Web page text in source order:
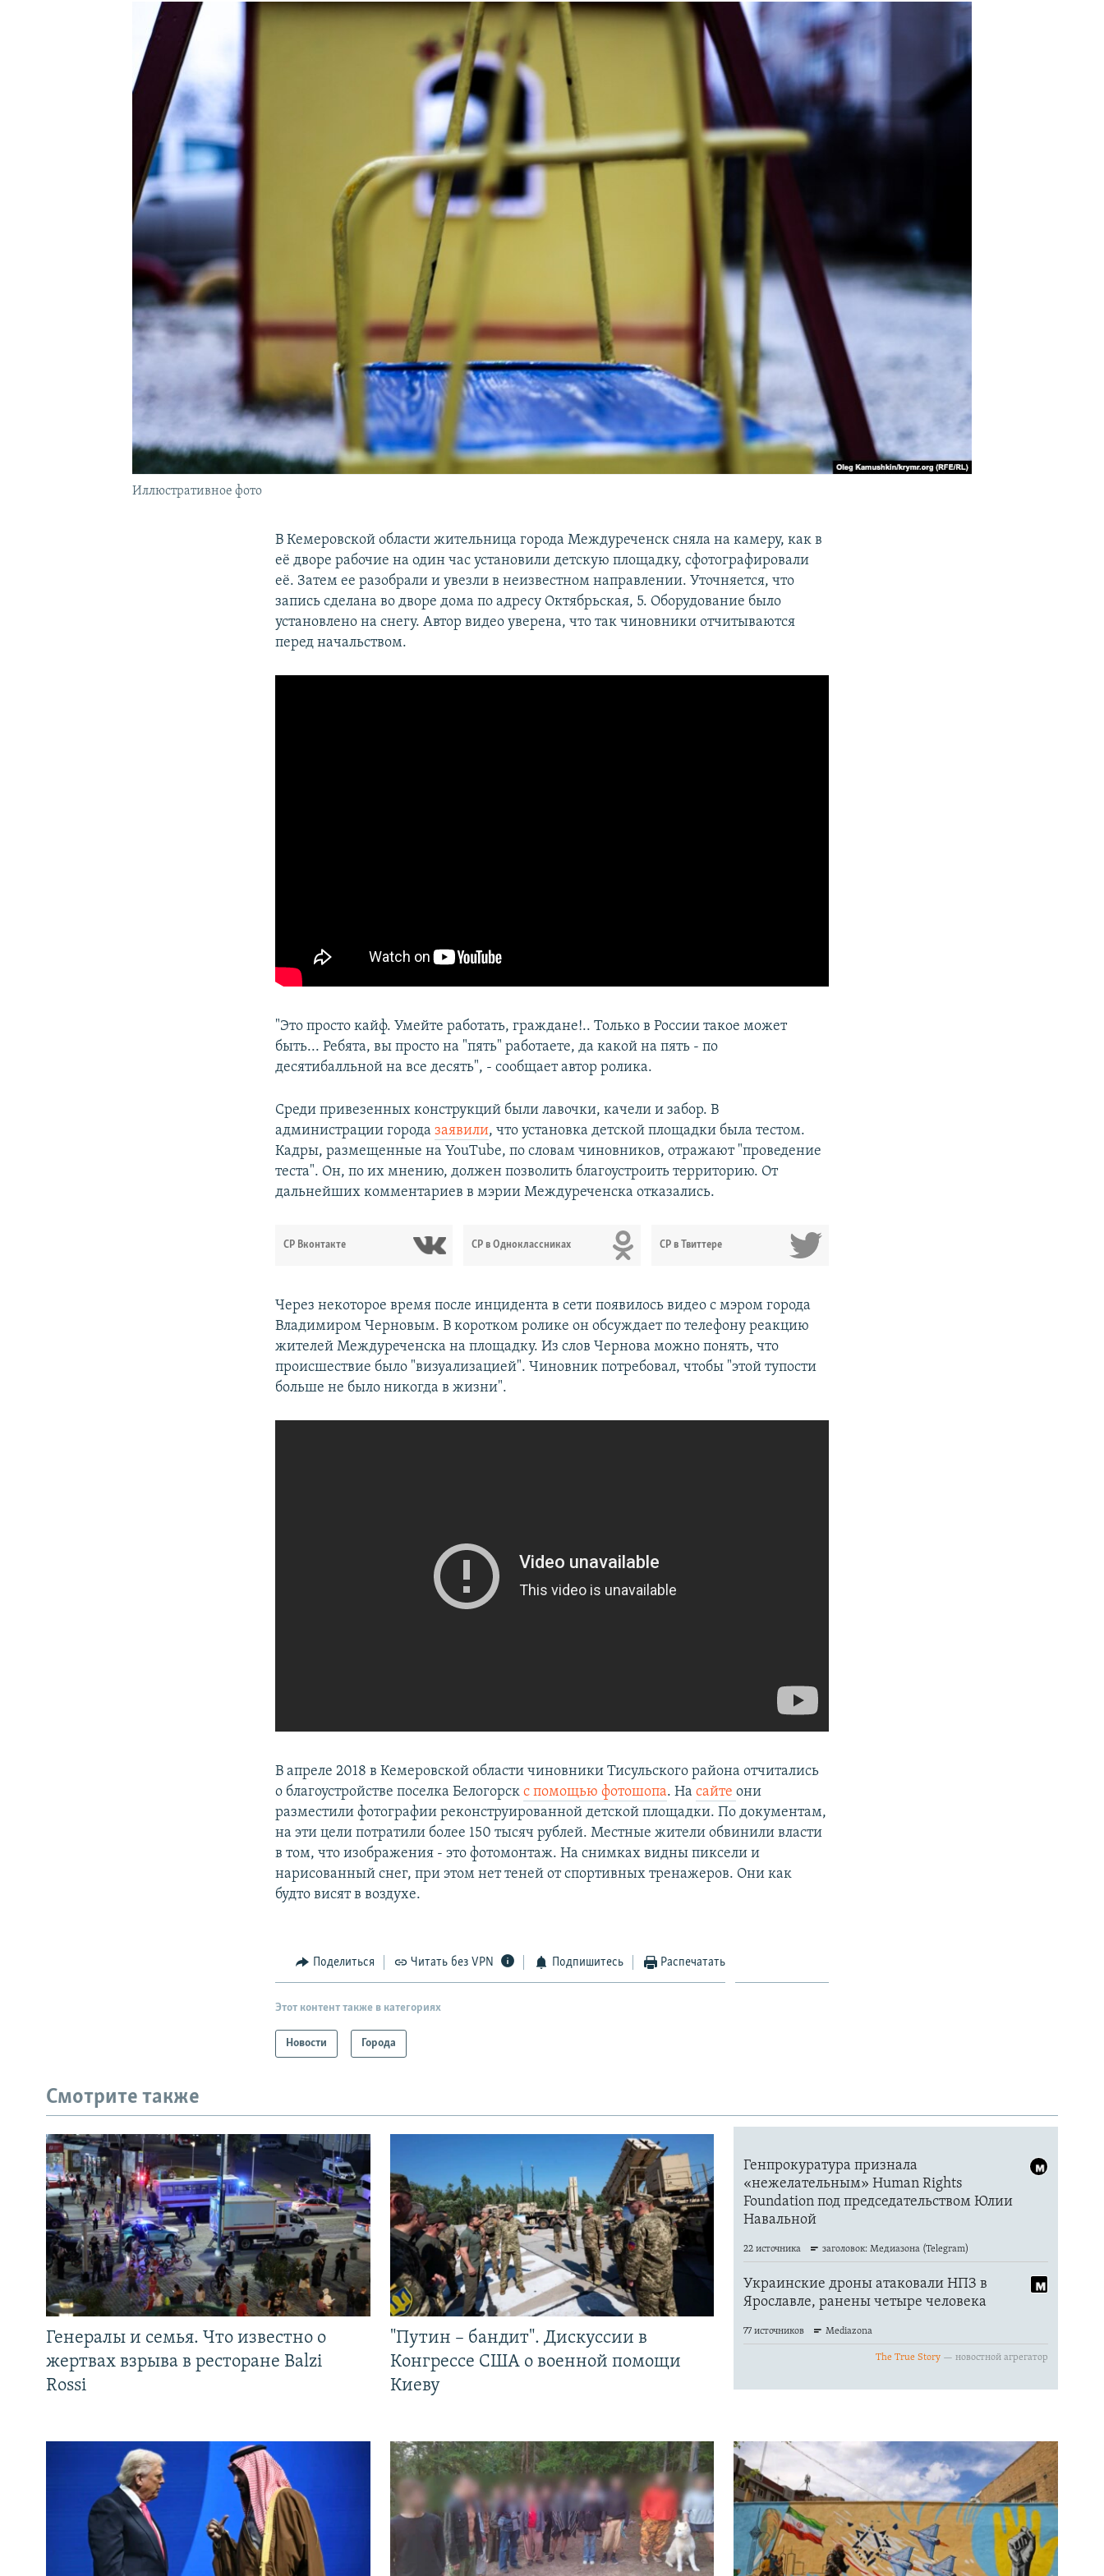
ПОДПИШИТЕСЬ НА РАССЫЛКУ
Иллюстративное фото
В Кемеровской области жительница города Междуреченск сняла на камеру, как в
её дворе рабочие на один час установили детскую площадку, сфотографировали
её. Затем ее разобрали и увезли в неизвестном направлении. Уточняется, что
запись сделана во дворе дома по адресу Октябрьская, 5. Оборудование было
установлено на снегу. Автор видео уверена, что так чиновники отчитываются
перед начальством.
"Это просто кайф. Умейте работать, граждане!.. Только в России такое может
быть... Ребята, вы просто на "пять" работаете, да какой на пять - по
десятибалльной на все десять", - сообщает автор ролика.
Среди привезенных конструкций были лавочки, качели и забор. В
администрации городазаявили, что установка детской площадки была тестом.
Кадры, размещенные на YouTube, по словам чиновников, отражают "проведение
теста". Он, по их мнению, должен позволить благоустроить территорию. От
дальнейших комментариев в мэрии Междуреченска отказались.
СР Вконтакте СР в Одноклассниках СР в Твиттере
Через некоторое время после инцидента в сети появилось видео с мэром города
Владимиром Черновым. В коротком ролике он обсуждает по телефону реакцию
жителей Междуреченска на площадку. Из слов Чернова можно понять, что
происшествие было "визуализацией". Чиновник потребовал, чтобы "этой тупости
больше не было никогда в жизни".
В апреле 2018 в Кемеровской области чиновники Тисульского района отчитались
о благоустройстве поселка Белогорскс помощью фотошопа. Насайтеони
разместили фотографии реконструированной детской площадки. По документам,
на эти цели потратили более 150 тысяч рублей. Местные жители обвинили власти
в том, что изображения - это фотомонтаж. На снимках видны пиксели и
нарисованный снег, при этом нет теней от спортивных тренажеров. Они как
будто висят в воздухе.
Поделиться Читать без VPN Подпишитесь Распечатать
Этот контент также в категориях
Новости Города
Смотрите также
Генералы и семья. Что известно о
жертвах взрыва в ресторане Balzi
Rossi
"Путин – бандит". Дискуссии в
Конгрессе США о военной помощи
Киеву